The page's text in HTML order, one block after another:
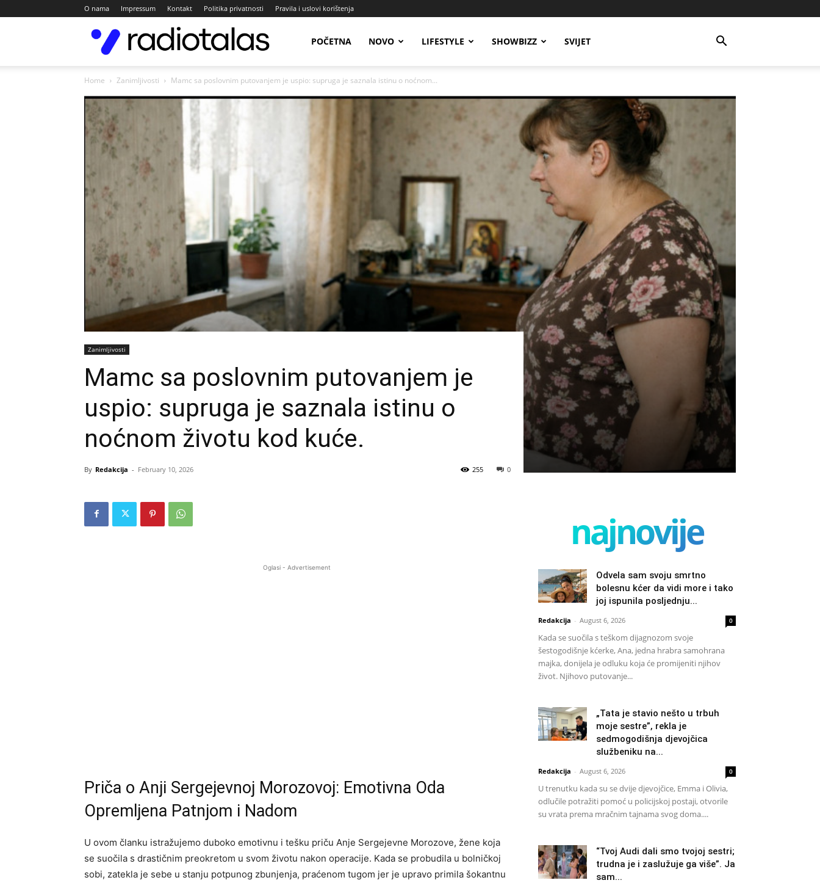
O nama Impressum Kontakt Politika privatnosti Pravila i uslovi korištenja
POČETNA NOVO LIFESTYLE SHOWBIZZ SVIJET
Home Zanimljivosti Mamc sa poslovnim putovanjem je uspio: supruga je saznala istinu o noćnom...
Zanimljivosti
Mamc sa poslovnim putovanjem je
uspio: supruga je saznala istinu o
noćnom životu kod kuće.
By Redakcija - February 10, 2026 0
255
Oglasi - Advertisement
Priča o Anji Sergejevnoj Morozovoj: Emotivna Oda
Opremljena Patnjom i Nadom
U ovom članku istražujemo duboko emotivnu i tešku priču Anje Sergejevne Morozove, žene koja
se suočila s drastičnim preokretom u svom životu nakon operacije. Kada se probudila u bolničkoj
sobi, zatekla je sebe u stanju potpunog zbunjenja, praćenom tugom jer je upravo primila šokantnu
najnovije
Odvela sam svoju smrtno
bolesnu kćer da vidi more i tako
joj ispunila posljednju...
Redakcija - August 6, 2026 0
Kada se suočila s teškom dijagnozom svoje
šestogodišnje kćerke, Ana, jedna hrabra samohrana
majka, donijela je odluku koja će promijeniti njihov
život. Njihovo putovanje...
„Tata je stavio nešto u trbuh
moje sestre”, rekla je
sedmogodišnja djevojčica
službeniku na...
Redakcija - August 6, 2026 0
U trenutku kada su se dvije djevojčice, Emma i Olivia,
odlučile potražiti pomoć u policijskoj postaji, otvorile
su vrata prema mračnim tajnama svog doma....
“Tvoj Audi dali smo tvojoj sestri;
trudna je i zaslužuje ga više”. Ja
sam...